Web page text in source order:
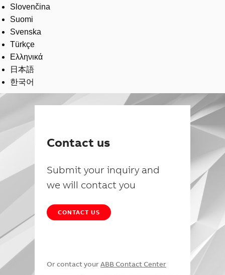
Slovenčina
Suomi
Svenska
Türkçe
Ελληνικά
日本語
한국어
Contact us
Submit your inquiry and
we will contact you
CONTACT US
Or contact your ABB Contact Center